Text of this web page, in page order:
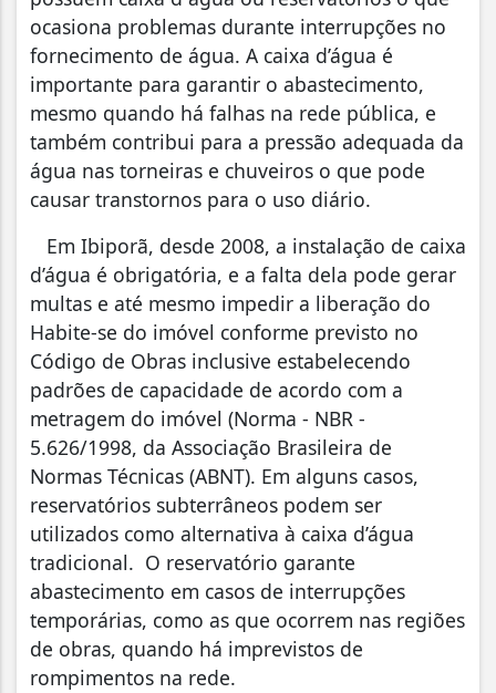
ocasiona problemas durante interrupções no
fornecimento de água. A caixa d’água é
importante para garantir o abastecimento,
mesmo quando há falhas na rede pública, e
também contribui para a pressão adequada da
água nas torneiras e chuveiros o que pode
causar transtornos para o uso diário.
Em Ibiporã, desde 2008, a instalação de caixa
d’água é obrigatória, e a falta dela pode gerar
multas e até mesmo impedir a liberação do
Habite-se do imóvel conforme previsto no
Código de Obras inclusive estabelecendo
padrões de capacidade de acordo com a
metragem do imóvel (Norma - NBR -
5.626/1998, da Associação Brasileira de
Normas Técnicas (ABNT). Em alguns casos,
reservatórios subterrâneos podem ser
utilizados como alternativa à caixa d’água
tradicional. O reservatório garante
abastecimento em casos de interrupções
temporárias, como as que ocorrem nas regiões
de obras, quando há imprevistos de
rompimentos na rede.